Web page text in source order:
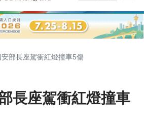
部長座駕衝紅燈撞車5傷
長座駕衝紅燈撞車